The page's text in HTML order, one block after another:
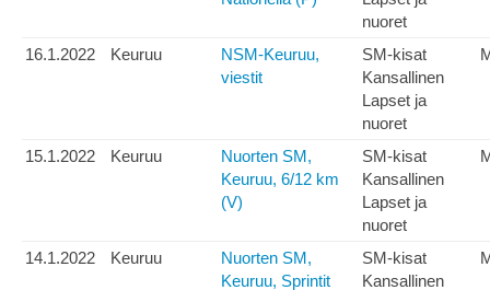
nuoret
16.1.2022 Keuruu
NSM-Keuruu,
viestit
SM-kisat
Kansallinen
Lapset ja
nuoret
15.1.2022 Keuruu
Nuorten SM,
Keuruu, 6/12 km
(V)
SM-kisat
Kansallinen
Lapset ja
nuoret
14.1.2022 Keuruu
Nuorten SM,
Keuruu, Sprintit
SM-kisat
Kansallinen